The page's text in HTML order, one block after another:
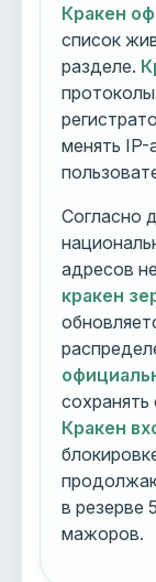
Кракен
список
разделе.
менять IP-
Согласно
адресов
кракен
Кракен
в резерве
мажоров.